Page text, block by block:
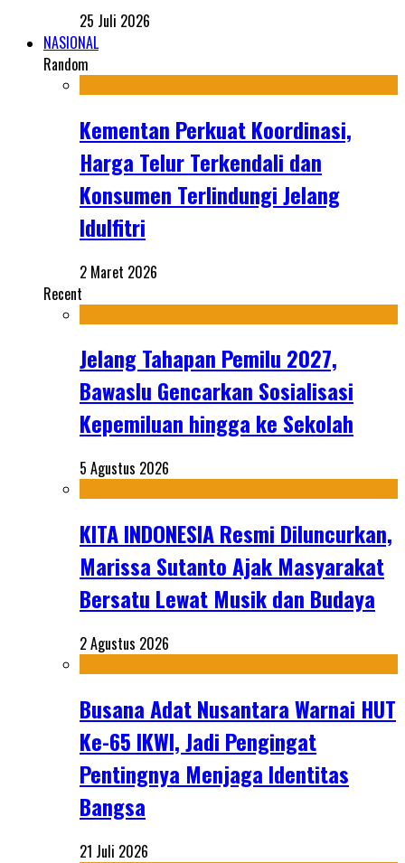
25 Juli 2026
NASIONAL
Random
Kementan Perkuat Koordinasi,
Harga Telur Terkendali dan
Konsumen Terlindungi Jelang
Idulfitri
2 Maret 2026
Recent
Jelang Tahapan Pemilu 2027,
Bawaslu Gencarkan Sosialisasi
Kepemiluan hingga ke Sekolah
5 Agustus 2026
KITA INDONESIA Resmi Diluncurkan,
Marissa Sutanto Ajak Masyarakat
Bersatu Lewat Musik dan Budaya
2 Agustus 2026
Busana Adat Nusantara Warnai HUT
Ke-65 IKWI, Jadi Pengingat
Pentingnya Menjaga Identitas
Bangsa
21 Juli 2026